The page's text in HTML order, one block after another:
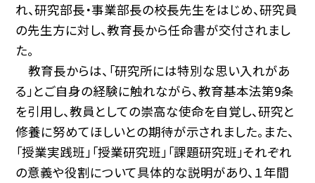
れ、研究部長・事業部長の校長先生をはじめ、研究員
の先生方に対し、教育長から任命書が交付されまし
た。
教育長からは、「研究所には特別な思い入れがあ
る」とご自身の経験に触れながら、教育基本法第9条
を引用し、教員としての崇高な使命を自覚し、研究と
修養に努めてほしいとの期待が示されました。また、
「授業実践班」「授業研究班」「課題研究班」それぞれ
の意義や役割について具体的な説明があり、１年間